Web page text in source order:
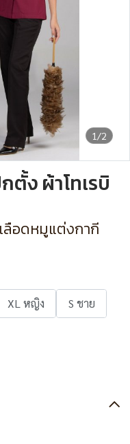
1/2
ง ผ้าโทเรบิ
ลือดหมูแต่งกากี
XL หญิง
S ชาย